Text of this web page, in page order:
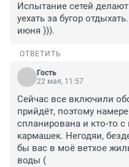
Испытание сетей
уехать за бугор
июня ))).
ОТВЕТИТЬ
Гость
22 мая, 11:57
Сейчас все включили
прийдёт, поэтому
спланирована и кто-то
кармашек. Негодяи,
бы вас в моё ветхое
воды (